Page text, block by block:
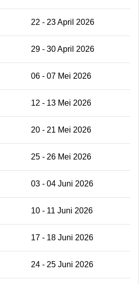
22 - 23 April 2026
29 - 30 April 2026
06 - 07 Mei 2026
12 - 13 Mei 2026
20 - 21 Mei 2026
25 - 26 Mei 2026
03 - 04 Juni 2026
10 - 11 Juni 2026
17 - 18 Juni 2026
24 - 25 Juni 2026